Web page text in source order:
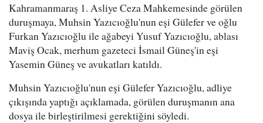
Kahramanmaraş 1. Asliye Ceza Mahkemesinde görülen
duruşmaya, Muhsin Yazıcıoğlu'nun eşi Gülefer ve oğlu
Furkan Yazıcıoğlu ile ağabeyi Yusuf Yazıcıoğlu, ablası
Maviş Ocak, merhum gazeteci İsmail Güneş'in eşi
Yasemin Güneş ve avukatları katıldı.
Muhsin Yazıcıoğlu'nun eşi Gülefer Yazıcıoğlu, adliye
çıkışında yaptığı açıklamada, görülen duruşmanın ana
dosya ile birleştirilmesi gerektiğini söyledi.